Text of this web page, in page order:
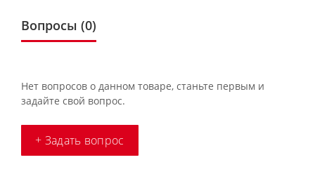
Вопросы (0)
Нет вопросов о данном товаре, станьте первым и
задайте свой вопрос.
+ Задать вопрос